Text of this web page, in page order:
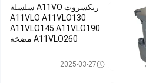
شارك
ريكسروث A11VO سلسلة
A11VLO A11VLO130
A11VLO145 A11VLO190
A11VLO260 مضخة
الحفرة المضخة الرئيسية
مضخة هيدروليكية حفارة2025-03-27